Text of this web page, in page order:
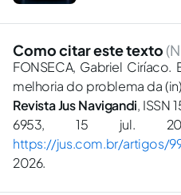
Como citar este texto
FONSECA, Gabriel
melhoria do problema da
Revista Jus Navigandi, ISSN
6953, 15 jul.
https://jus.com.br/artigos/
2026.